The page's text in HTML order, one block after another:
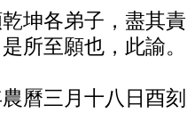
坤各弟子，盡其
所至願也，此諭。
曆三月十八日酉